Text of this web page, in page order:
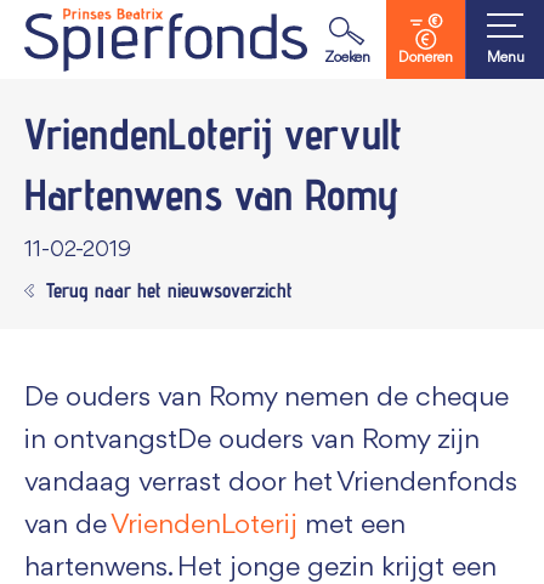
Zoeken Doneren Menu
Waar ben je naar op zoek?
VriendenLoterij vervult
Hartenwens van Romy
11-02-2019
Terug naar het nieuwsoverzicht
De ouders van Romy nemen de cheque
in ontvangstDe ouders van Romy zijn
vandaag verrast door het Vriendenfonds
van deVriendenLoterij met een
hartenwens. Het jonge gezin krijgt een